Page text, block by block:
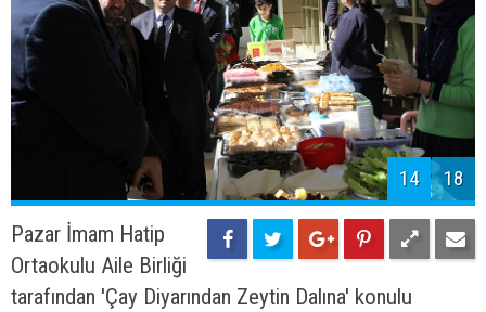
14 18
Pazar İmam Hatip
Ortaokulu Aile Birliği
tarafından 'Çay Diyarından Zeytin Dalına' konulu